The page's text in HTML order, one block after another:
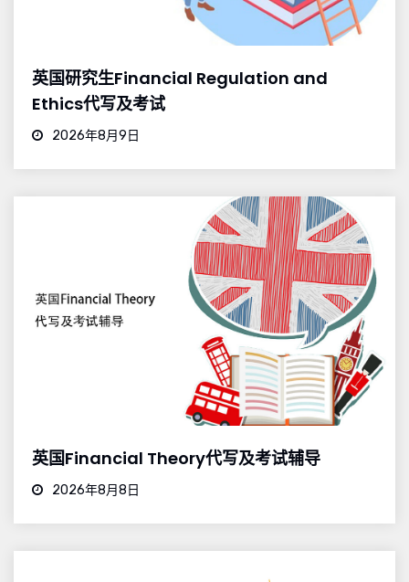
英国研究生Financial Regulation and
Ethics代写及考试
2026年8月9日
英国Financial Theory代写及考试辅导
2026年8月8日